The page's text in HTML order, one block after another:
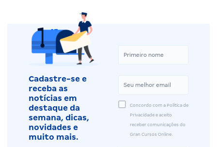
Cadastre-se e
receba as
notícias em
destaque da
semana, dicas,
novidades e
muito mais.
Concordo com a Política de
Privacidade e aceito
receber comunicações do
Gran Cursos Online.